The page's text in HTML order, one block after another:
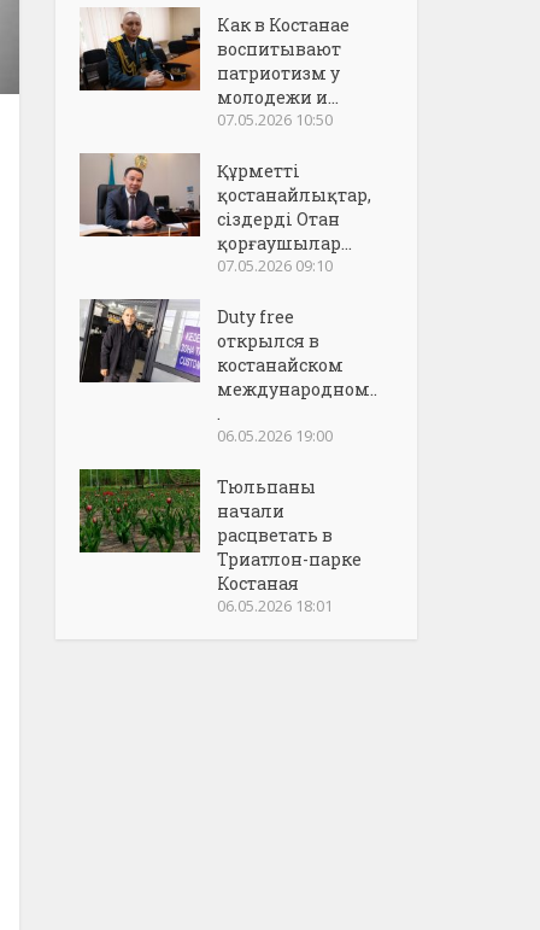
Как в Костанае
воспитывают
патриотизм у
молодежи и...
07.05.2026 10:50
Құрметті
қостанайлықтар,
сіздерді Отан
қорғаушылар...
07.05.2026 09:10
Duty free
открылся в
костанайском
международном..
.
06.05.2026 19:00
Тюльпаны
начали
расцветать в
Триатлон-парке
Костаная
06.05.2026 18:01